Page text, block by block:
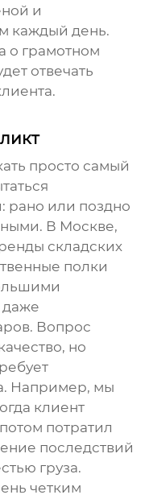
и
каждый день.
о грамотном
отвечать
просто самый
рано или поздно
В Москве,
складских
полки
даже
Вопрос
но
Например, мы
клиент
потратил
последствий
груза.
четким